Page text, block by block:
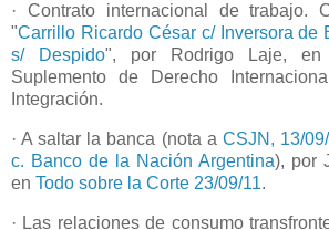
· Contrato internacional de trabajo.
"Carrillo Ricardo César c/ Inversora de
s/ Despido", por Rodrigo Laje, en
Suplemento de Derecho
Integración.
· A saltar la banca (nota a CSJN, 13/
c. Banco de la Nación Argentina), por
en Todo sobre la Corte 23/09/11.
· Las relaciones de consumo